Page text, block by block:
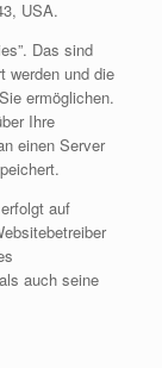
USA.
Das sind
werden und die
ermöglichen.
Ihre
einen Server
auf
auch seine